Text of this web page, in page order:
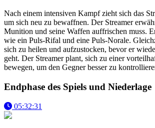
Nach einem intensiven Kampf zieht sich das
um sich neu zu bewaffnen. Der Streamer
Munition und seine Waffen auffrischen muss.
wie ein Puls-Rifal und eine Puls-Norale.
sich zu heilen und aufzustocken, bevor er
geht. Der Streamer plant, sich zu einer
bewegen, um den Gegner besser zu
Endphase des Spiels und Niederlage
05:32:31